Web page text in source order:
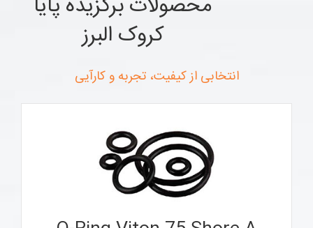
کروک البرز
انتخابی از کیفیت، تجربه و کارآیی
وایتون در صنعت به نام های FKM , FPM , Fluoroelastomer
نیز شناخته می شود و به دلیل همین تعدد نام گاها باعث گمراهی
می گردد، در صورتی که ماده اصلی همه آنها از فلورو کربن
compression set) و مقاومت دمایی و شیمیایی بالایی دارد و به